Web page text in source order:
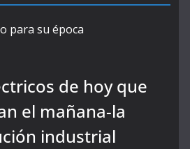
de hoy que
el mañana-la
industrial